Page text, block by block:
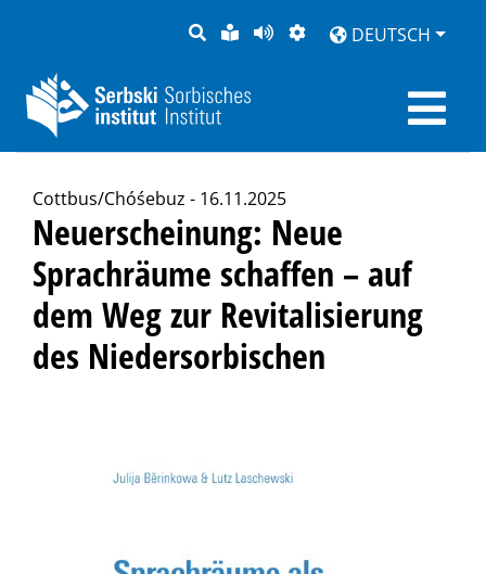
SUCHELEICHTE
SPRACHE
SEITEDARSTELLUNG
DEUTSCH
Cottbus/Chóśebuz - 16.11.2025
Neuerscheinung: Neue
Sprachräume schaffen – auf
dem Weg zur Revitalisierung
des Niedersorbischen